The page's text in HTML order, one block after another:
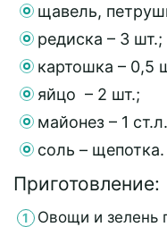
щавель,
редиска – 3 шт.;
картошка – 0,5
яйцо – 2 шт.;
майонез – 1
соль – щепотка.
Приготовление:
Овощи и зелень